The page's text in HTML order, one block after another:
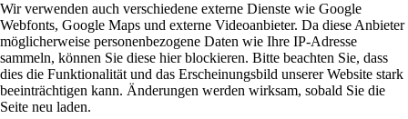
Wir verwenden auch verschiedene externe Dienste wie Google
Webfonts, Google Maps und externe Videoanbieter. Da diese Anbieter
möglicherweise personenbezogene Daten wie Ihre IP-Adresse
sammeln, können Sie diese hier blockieren. Bitte beachten Sie, dass
dies die Funktionalität und das Erscheinungsbild unserer Website stark
beeinträchtigen kann. Änderungen werden wirksam, sobald Sie die
Seite neu laden.